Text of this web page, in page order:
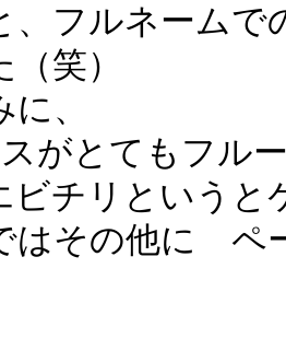
、フルネームで
笑）
、
がとてもフル
ビチリというと
はその他に ペ